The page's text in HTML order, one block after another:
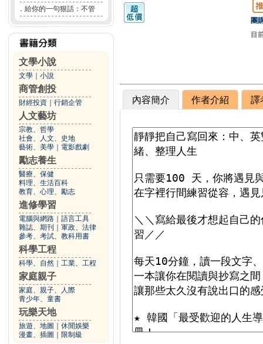
． 給你的一句狠話：不管
文學小說
文學 小說
商管創投
財經投資 行銷企管
人文藝坊
宗教、哲學
社會、人文、史地
藝術、美學
電影戲劇
勵志養生
醫療、保健
料理、生活百科
教育、心理、勵志
進修學習
電腦與網路
語言工具
雜誌、期刊
軍政、法律
參考、考試、教科用書
科學工程
科學、自然 工業、工程
家庭親子
家庭、親子、人際
青少年、童書
玩樂天地
旅遊、地圖
休閒娛樂
漫畫、插圖
限制級
團
目
內容簡介 作者介紹 譯